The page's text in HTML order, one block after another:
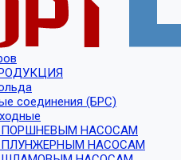
соединения (БРС)
ПОРШНЕВЫМ НАСОСАМ
НАСОСАМ